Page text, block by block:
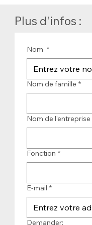
Plus d'infos :
Nom *
Nom de famille *
Nom de l'entreprise
Fonction *
E-mail *
Demander: